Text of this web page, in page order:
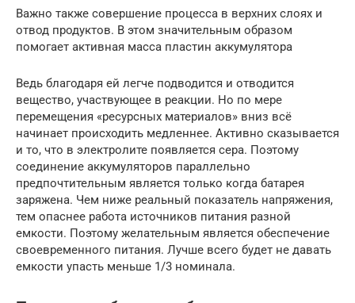
Важно также совершение процесса в верхних слоях и
отвод продуктов. В этом значительным образом
помогает активная масса пластин аккумулятора
Ведь благодаря ей легче подводится и отводится
вещество, участвующее в реакции. Но по мере
перемещения «ресурсных материалов» вниз всё
начинает происходить медленнее. Активно сказывается
и то, что в электролите появляется сера. Поэтому
соединение аккумуляторов параллельно
предпочтительным является только когда батарея
заряжена. Чем ниже реальный показатель напряжения,
тем опаснее работа источников питания разной
емкости. Поэтому желательным является обеспечение
своевременного питания. Лучше всего будет не давать
емкости упасть меньше 1/3 номинала.